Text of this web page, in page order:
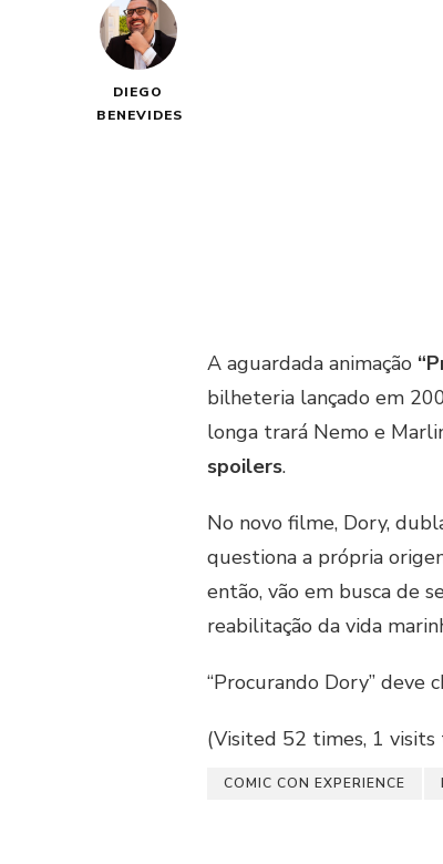
DIEGO
BENEVIDES
A aguardada animação
bilheteria lançado em
longa trará Nemo e
spoilers.
No novo filme, Dory,
questiona a própria
então, vão em busca de
reabilitação da vida
“Procurando Dory” deve
(Visited 52 times, 1 visits
COMIC CON EXPERIENCE